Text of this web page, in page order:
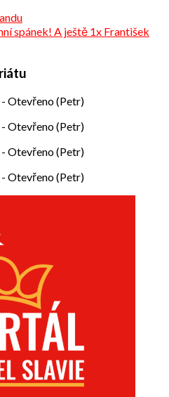
spánek! A ještě 1x František
- Otevřeno (Petr)
- Otevřeno (Petr)
- Otevřeno (Petr)
- Otevřeno (Petr)